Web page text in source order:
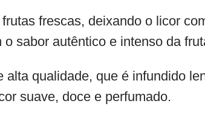
frescas, deixando o licor
sabor autêntico e intenso da
qualidade, que é infundido
suave, doce e perfumado.